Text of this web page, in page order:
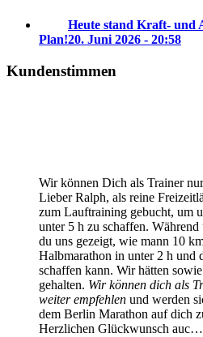
Heute stand Kraft- und
Plan!20. Juni 2026 - 20:58
Kundenstimmen
Wir können Dich als Trainer
Lieber Ralph, als reine
zum Lauftraining gebucht, um
unter 5 h zu schaffen. Während
du uns gezeigt, wie mann 10
Halbmarathon in unter 2 h und
schaffen kann. Wir hätten
gehalten. Wir können dich als
weiter empfehlen und werden
dem Berlin Marathon auf dich
Herzlichen Glückwunsch auc…